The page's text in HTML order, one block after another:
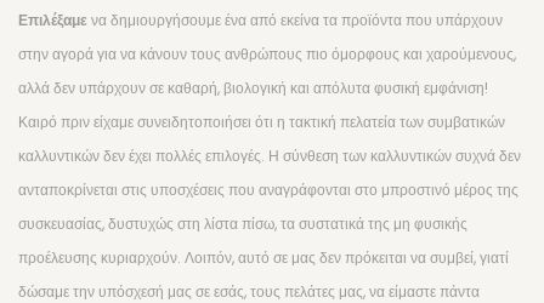
Επιλέξαμε να δημιουργήσουμε ένα από εκείνα τα προϊόντα που υπάρχουν
στην αγορά για να κάνουν τους ανθρώπους πιο όμορφους και χαρούμενους,
αλλά δεν υπάρχουν σε καθαρή, βιολογική και απόλυτα φυσική εμφάνιση!
Καιρό πριν είχαμε συνειδητοποιήσει ότι η τακτική πελατεία των συμβατικών
καλλυντικών δεν έχει πολλές επιλογές. Η σύνθεση των καλλυντικών συχνά δεν
ανταποκρίνεται στις υποσχέσεις που αναγράφονται στο μπροστινό μέρος της
συσκευασίας, δυστυχώς στη λίστα πίσω, τα συστατικά της μη φυσικής
προέλευσης κυριαρχούν. Λοιπόν, αυτό σε μας δεν πρόκειται να συμβεί, γιατί
δώσαμε την υπόσχεσή μας σε εσάς, τους πελάτες μας, να είμαστε πάντα